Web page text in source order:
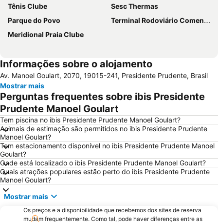
Tênis Clube
Sesc Thermas
Parque do Povo
Terminal Rodoviário Comendador José Lemes Soares
Meridional Praia Clube
Informações sobre o alojamento
Av. Manoel Goulart, 2070, 19015-241, Presidente Prudente, Brasil
Mostrar mais
Perguntas frequentes sobre ibis Presidente
Prudente Manoel Goulart
Tem piscina no ibis Presidente Prudente Manoel Goulart?
Animais de estimação são permitidos no ibis Presidente Prudente
Manoel Goulart?
Tem estacionamento disponível no ibis Presidente Prudente Manoel
Goulart?
Onde está localizado o ibis Presidente Prudente Manoel Goulart?
Quais atrações populares estão perto do ibis Presidente Prudente
Manoel Goulart?
Mostrar mais
Os preços e a disponibilidade que recebemos dos sites de reserva
mudam frequentemente. Como tal, pode haver diferenças entre as